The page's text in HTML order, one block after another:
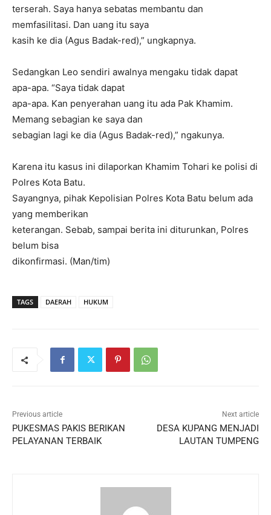
terserah. Saya hanya sebatas membantu dan
memfasilitasi. Dan uang itu saya
kasih ke dia (Agus Badak-red),” ungkapnya.
Sedangkan Leo sendiri awalnya mengaku tidak dapat
apa-apa. “Saya tidak dapat
apa-apa. Kan penyerahan uang itu ada Pak Khamim.
Memang sebagian ke saya dan
sebagian lagi ke dia (Agus Badak-red),” ngakunya.
Karena itu kasus ini dilaporkan Khamim Tohari ke polisi di
Polres Kota Batu.
Sayangnya, pihak Kepolisian Polres Kota Batu belum ada
yang memberikan
keterangan. Sebab, sampai berita ini diturunkan, Polres
belum bisa
dikonfirmasi. (Man/tim)
TAGS DAERAH HUKUM
Previous article
PUKESMAS PAKIS BERIKAN
PELAYANAN TERBAIK
Next article
DESA KUPANG MENJADI
LAUTAN TUMPENG